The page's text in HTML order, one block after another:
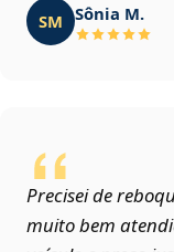
SM Sônia M.
Precisei de
muito bem